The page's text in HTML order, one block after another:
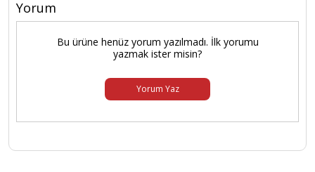
Yorum
Bu ürüne henüz yorum yazılmadı. İlk yorumu
yazmak ister misin?
Yorum Yaz